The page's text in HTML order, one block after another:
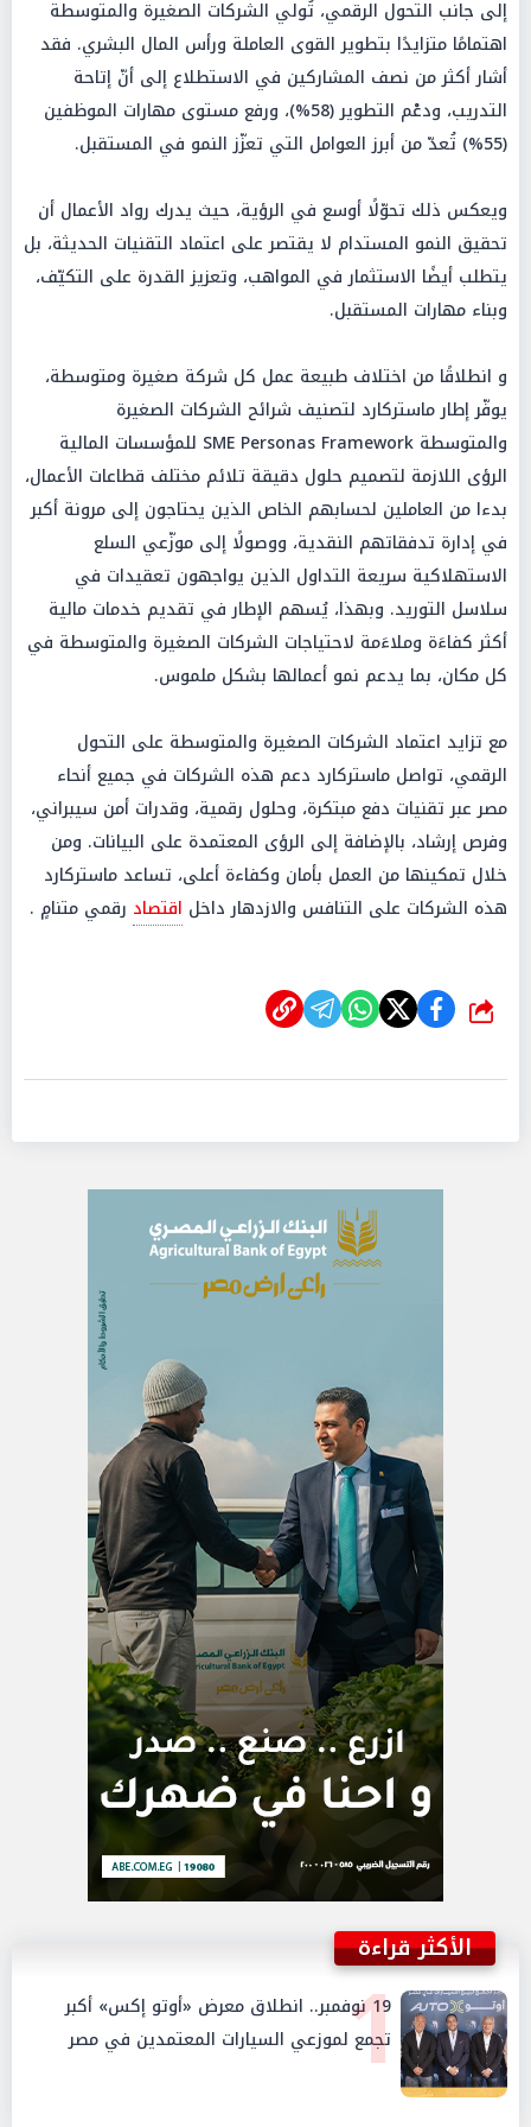
إلى جانب التحول الرقمي، تُولي الشركات الصغيرة والمتوسطة
اهتمامًا متزايدًا بتطوير القوى العاملة ورأس المال البشري. فقد
أشار أكثر من نصف المشاركين في الاستطلاع إلى أنّ إتاحة
التدريب، ودعْم التطوير (58%)، ورفع مستوى مهارات الموظفين
(55%) تُعدّ من أبرز العوامل التي تعزّز النمو في المستقبل.
ويعكس ذلك تحوّلًا أوسع في الرؤية، حيث يدرك رواد الأعمال أن
تحقيق النمو المستدام لا يقتصر على اعتماد التقنيات الحديثة، بل
يتطلب أيضًا الاستثمار في المواهب، وتعزيز القدرة على التكيّف،
وبناء مهارات المستقبل.
و انطلاقًا من اختلاف طبيعة عمل كل شركة صغيرة ومتوسطة،
يوفّر إطار ماستركارد لتصنيف شرائح الشركات الصغيرة
والمتوسطة SME Personas Framework للمؤسسات المالية
الرؤى اللازمة لتصميم حلول دقيقة تلائم مختلف قطاعات الأعمال،
بدءا من العاملين لحسابهم الخاص الذين يحتاجون إلى مرونة أكبر
في إدارة تدفقاتهم النقدية، ووصولًا إلى موزّعي السلع
الاستهلاكية سريعة التداول الذين يواجهون تعقيدات في
سلاسل التوريد. وبهذا، يُسهم الإطار في تقديم خدمات مالية
أكثر كفاءَة وملاءَمة لاحتياجات الشركات الصغيرة والمتوسطة في
كل مكان، بما يدعم نمو أعمالها بشكل ملموس.
مع تزايد اعتماد الشركات الصغيرة والمتوسطة على التحول
الرقمي، تواصل ماستركارد دعم هذه الشركات في جميع أنحاء
مصر عبر تقنيات دفع مبتكرة، وحلول رقمية، وقدرات أمن سيبراني،
وفرص إرشاد، بالإضافة إلى الرؤى المعتمدة على البيانات. ومن
خلال تمكينها من العمل بأمان وكفاءة أعلى، تساعد ماستركارد
هذه الشركات على التنافس والازدهار داخل اقتصاد رقمي متنامٍ .
شارك
الأكثر قراءة
119 نوفمبر.. انطلاق معرض «أوتو إكس» أكبر
تجمع لموزعي السيارات المعتمدين في مصر